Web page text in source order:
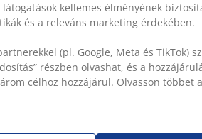
kellemes élményének
és a releváns marketing érdekében.
(pl. Google, Meta és TikTok)
részben olvashat, és a
célhoz hozzájárul. Olvasson többet a